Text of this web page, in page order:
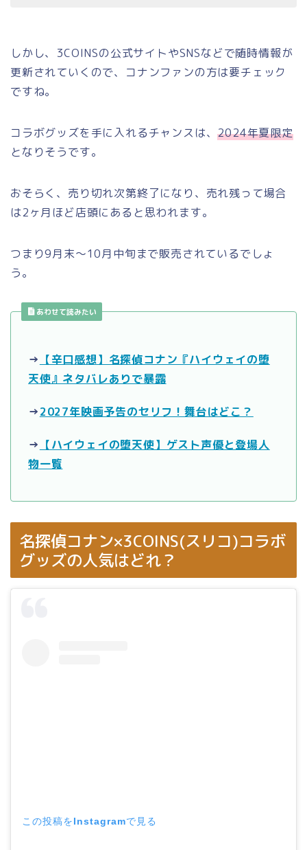
しかし、3COINSの公式サイトやSNSなどで随時情報が
更新されていくので、コナンファンの方は要チェック
ですね。
コラボグッズを手に入れるチャンスは、2024年夏限定
となりそうです。
おそらく、売り切れ次第終了になり、売れ残って場合
は2ヶ月ほど店頭にあると思われます。
つまり9月末～10月中旬まで販売されているでしょ
う。
あわせて読みたい
→ 【辛口感想】名探偵コナン『ハイウェイの堕
天使』ネタバレありで暴露
→2027年映画予告のセリフ！舞台はどこ？
→ 【ハイウェイの堕天使】ゲスト声優と登場人
物一覧
名探偵コナン×3COINS(スリコ)コラボ
グッズの人気はどれ？
この投稿をInstagramで見る